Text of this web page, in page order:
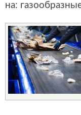
на: